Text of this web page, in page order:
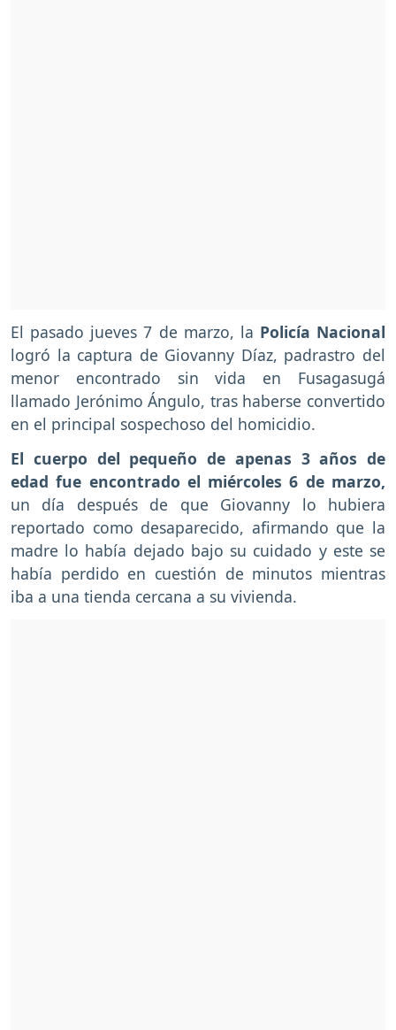
El pasado jueves 7 de marzo, la Policía Nacional
logró la captura de Giovanny Díaz, padrastro del
menor encontrado sin vida en Fusagasugá
llamado Jerónimo Ángulo, tras haberse convertido
en el principal sospechoso del homicidio.
El cuerpo del pequeño de apenas 3 años de
edad fue encontrado el miércoles 6 de marzo,
un día después de que Giovanny lo hubiera
reportado como desaparecido, afirmando que la
madre lo había dejado bajo su cuidado y este se
había perdido en cuestión de minutos mientras
iba a una tienda cercana a su vivienda.